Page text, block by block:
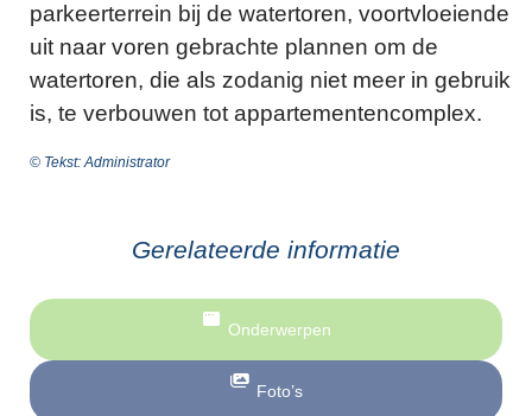
parkeerterrein bij de watertoren, voortvloeiende
uit naar voren gebrachte plannen om de
watertoren, die als zodanig niet meer in gebruik
is, te verbouwen tot appartementencomplex.
© Tekst: Administrator
Gerelateerde informatie
Onderwerpen
Foto’s